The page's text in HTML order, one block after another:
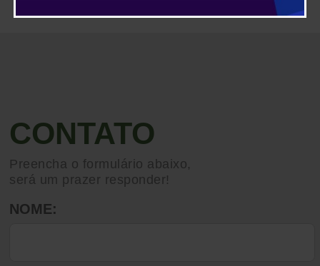
CONTATO
Preencha o formulário abaixo,
será um prazer responder!
NOME: